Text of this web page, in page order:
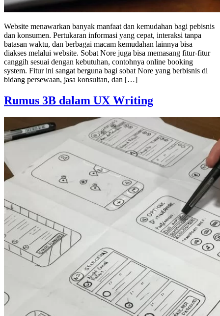
Website menawarkan banyak manfaat dan kemudahan bagi pebisnis
dan konsumen. Pertukaran informasi yang cepat, interaksi tanpa
batasan waktu, dan berbagai macam kemudahan lainnya bisa
diakses melalui website. Sobat Nore juga bisa memasang fitur-fitur
canggih sesuai dengan kebutuhan, contohnya online booking
system. Fitur ini sangat berguna bagi sobat Nore yang berbisnis di
bidang persewaan, jasa konsultan, dan […]
Rumus 3B dalam UX Writing